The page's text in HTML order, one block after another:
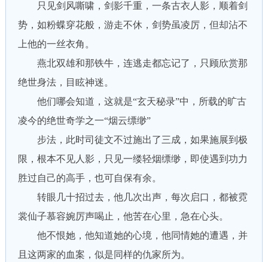
只见剑风嘶啸，剑影千重，一条古衣人影，顺着剑
势，如粉蝶穿花般，游走不休，剑势虽凌厉，但却沾不
上他的一丝衣角。
燕北双雄和那铁牛，连逃走都忘记了，只顾欣赏那
绝世身法，目眩神迷。
他们哪会知道，这就是“玄天秘录”中，所载的旷古
凌今的绝世奇学之一“烟云缥缈”
步法，此时司徒文不过施出了三成，如果施展到极
限，根本不见人影，只见一缕轻烟缥缈，即使遇到功力
胜过自己的高手，也可自保有余。
转眼几十招过去，他几次出声，每次启口，都被霓
裳仙子慕容婉厉声喝止，他苦在心里，急在心头。
他不恨她，他知道她的心境，他同情她的遭遇，并
且这两家的血案，似是同样的仇家所为。